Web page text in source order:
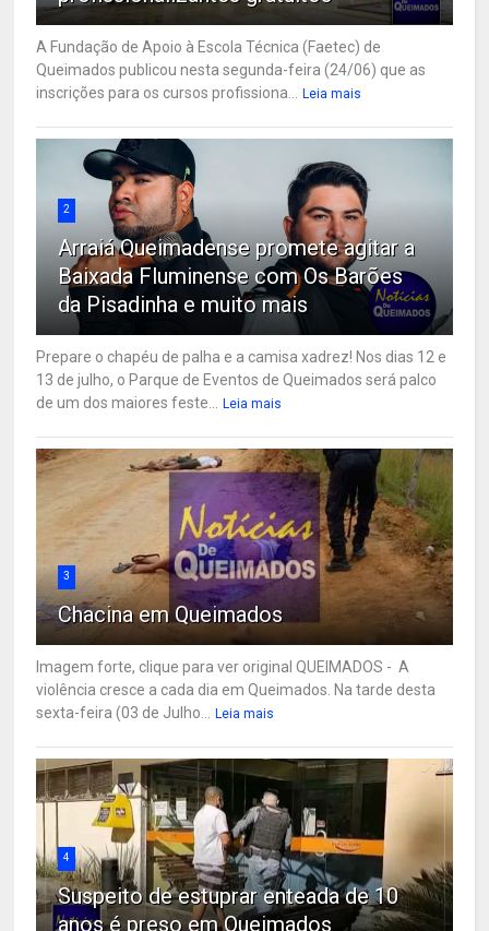
A Fundação de Apoio à Escola Técnica (Faetec) de
Queimados publicou nesta segunda-feira (24/06) que as
inscrições para os cursos profissiona...
Leia mais
2
Arraiá Queimadense promete agitar a
Baixada Fluminense com Os Barões
da Pisadinha e muito mais
Prepare o chapéu de palha e a camisa xadrez! Nos dias 12 e
13 de julho, o Parque de Eventos de Queimados será palco
de um dos maiores feste...
Leia mais
3
Chacina em Queimados
Imagem forte, clique para ver original QUEIMADOS - A
violência cresce a cada dia em Queimados. Na tarde desta
sexta-feira (03 de Julho...
Leia mais
4
Suspeito de estuprar enteada de 10
anos é preso em Queimados